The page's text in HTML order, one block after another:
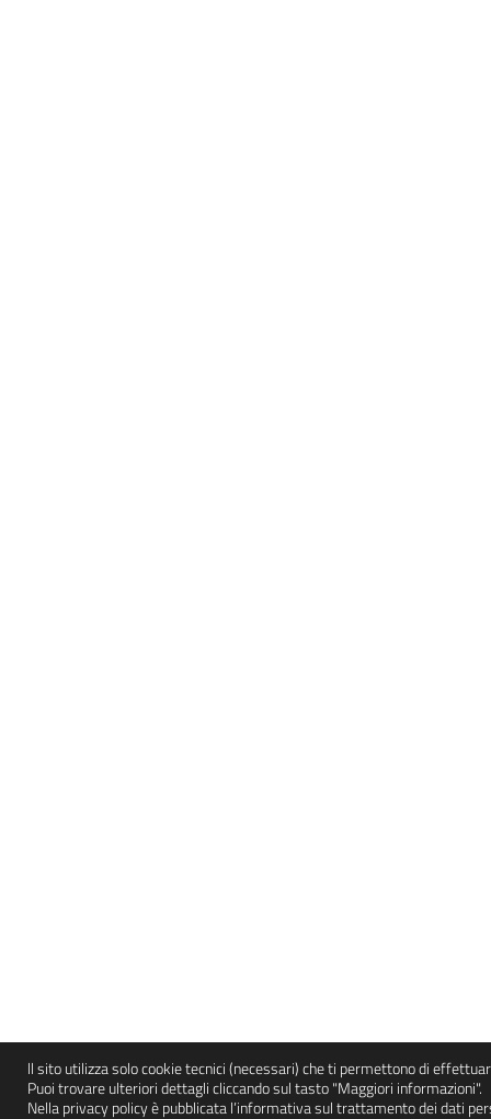
ll sito utilizza solo cookie tecnici (necessari) che ti permettono di
Puoi trovare ulteriori dettagli cliccando sul tasto "Maggiori informazioni".
Nella privacy policy è pubblicata l’informativa sul trattamento dei dati